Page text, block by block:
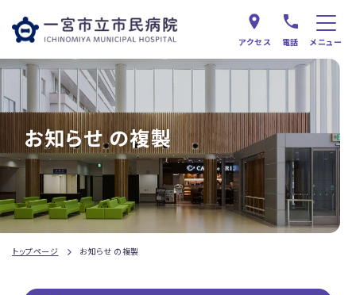
アクセス 電話 メニュー
お知らせ の複製
トップページ お知らせ の複製